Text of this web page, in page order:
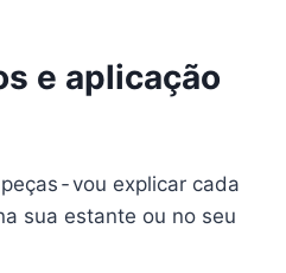
e aplicação
‑ vou explicar cada
sua estante ou no seu